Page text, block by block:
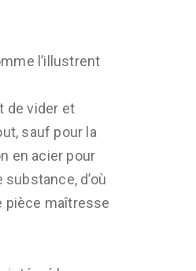
l’illustrent
de vider et
sauf pour la
en acier pour
d’où
pièce maîtresse